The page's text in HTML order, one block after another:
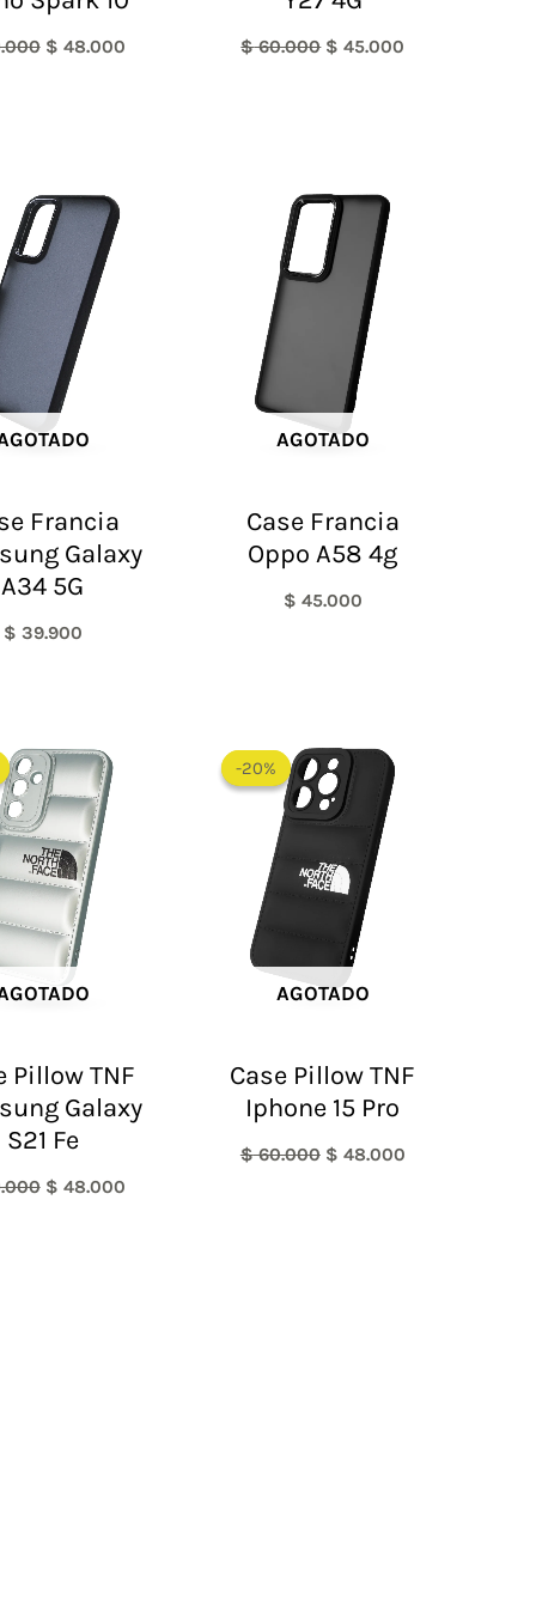
$ 48.000 $60.000 $ 45.000
Francia
Galaxy
A34 5G
$ 39.900
AGOTADO
Case Francia
Oppo A58 4g
$ 45.000
Pillow TNF
Galaxy
S21 Fe
precio
original
era:
$ 60.000.
$ 48.000
-20%
AGOTADO
-20%
Case Pillow TNF
Iphone 15 Pro
$60.000
precio
original
era:
$ 60.000.
$ 48.000